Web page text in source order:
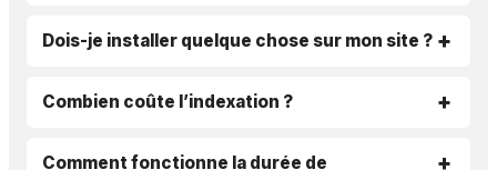
Dois-je installer quelque chose sur mon site ?
Combien coûte l’indexation ?
Comment fonctionne la durée de